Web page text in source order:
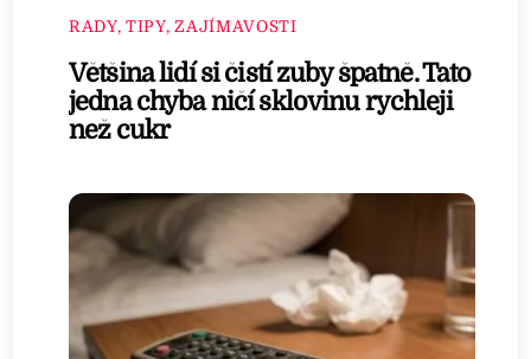
RADY, TIPY, ZAJÍMAVOSTI
Většina lidí si čistí zuby špatně. Tato
jedna chyba ničí sklovinu rychleji
než cukr